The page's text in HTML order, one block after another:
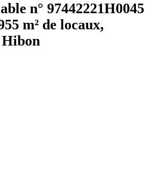
n° 97442221H0045
m² de locaux,